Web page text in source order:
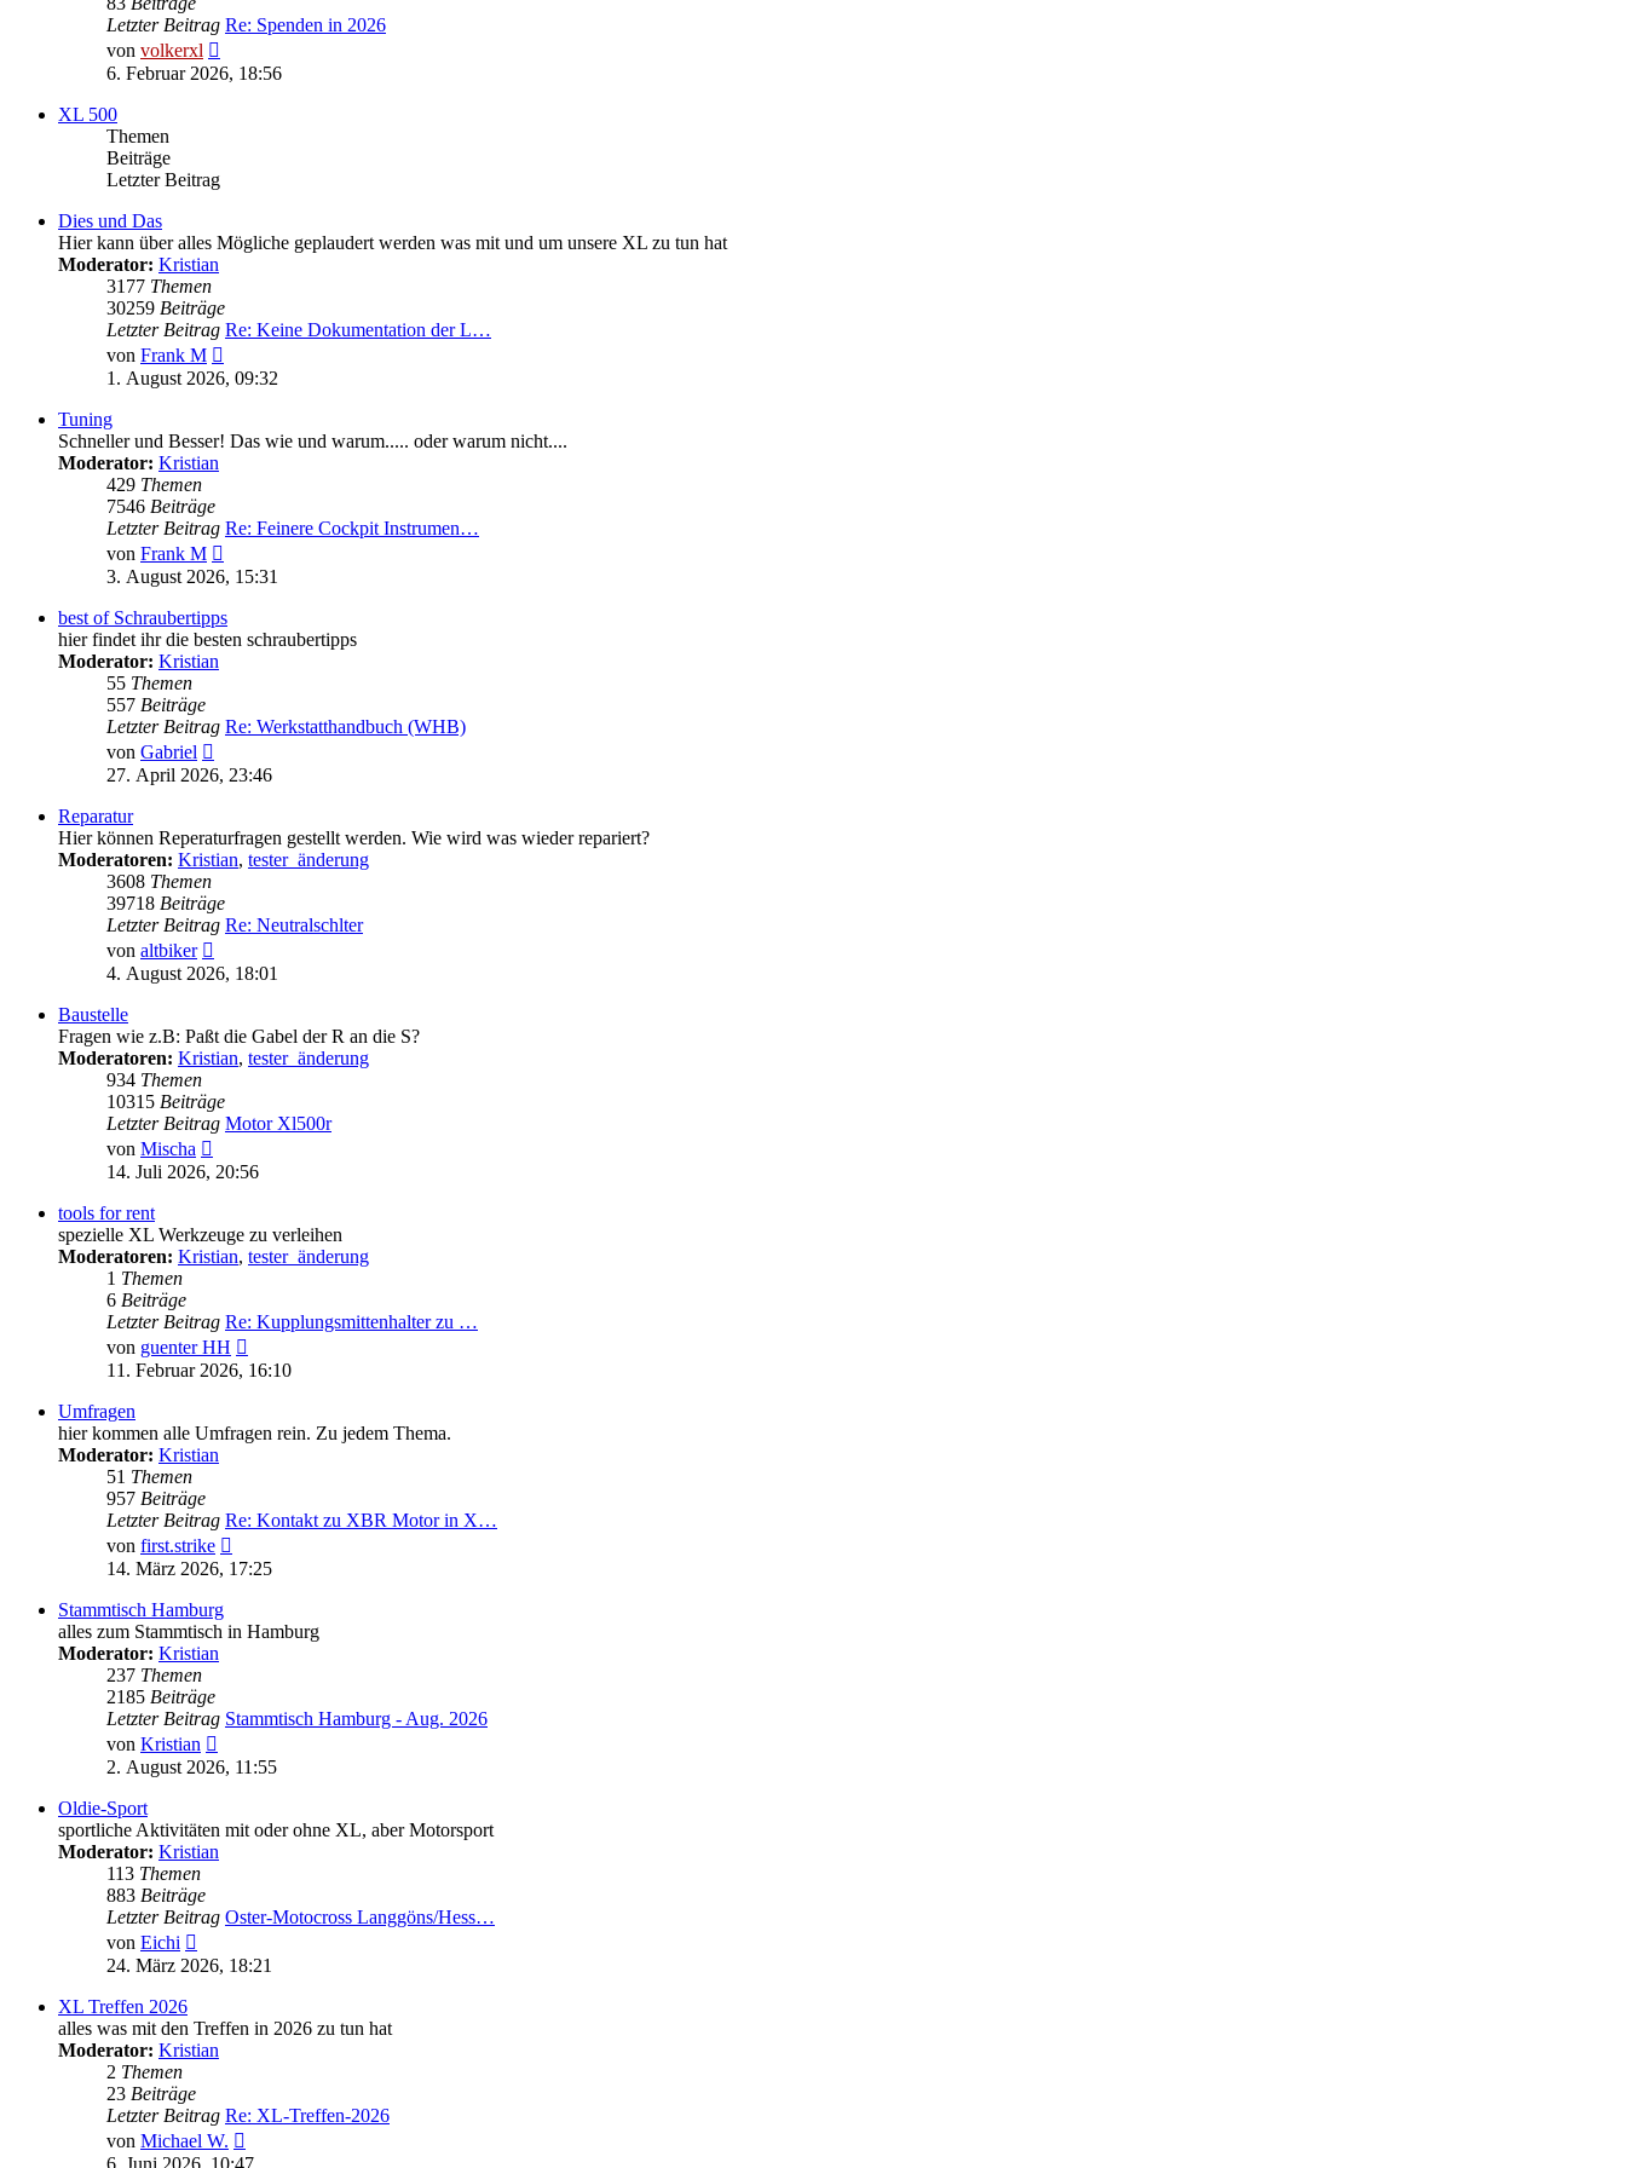
Letzter Beitrag Re: Spenden in 2026
von volkerxl
Beitrag
6. Februar 2026, 18:56
XL 500
Themen
Beiträge
Letzter Beitrag
Dies und Das
Hier kann über alles Mögliche geplaudert werden was mit und um unsere XL zu tun hat
Moderator: Kristian
3177 Themen
30259 Beiträge
Letzter Beitrag Re: Keine Dokumentation der L…
von Frank M
Beitrag
1. August 2026, 09:32
Tuning
Schneller und Besser! Das wie und warum..... oder warum nicht....
Moderator: Kristian
429 Themen
7546 Beiträge
Letzter Beitrag Re: Feinere Cockpit Instrumen…
von Frank M
Beitrag
3. August 2026, 15:31
best of Schraubertipps
hier findet ihr die besten schraubertipps
Moderator: Kristian
55 Themen
557 Beiträge
Letzter Beitrag Re: Werkstatthandbuch (WHB)
von Gabriel
Beitrag
27. April 2026, 23:46
Reparatur
Hier können Reperaturfragen gestellt werden. Wie wird was wieder repariert?
Moderatoren: Kristian, tester_änderung
3608 Themen
39718 Beiträge
Letzter Beitrag Re: Neutralschlter
von altbiker
Beitrag
4. August 2026, 18:01
Baustelle
Fragen wie z.B: Paßt die Gabel der R an die S?
Moderatoren: Kristian, tester_änderung
934 Themen
10315 Beiträge
Letzter Beitrag Motor Xl500r
von Mischa
Beitrag
14. Juli 2026, 20:56
tools for rent
spezielle XL Werkzeuge zu verleihen
Moderatoren: Kristian, tester_änderung
1 Themen
6 Beiträge
Letzter Beitrag Re: Kupplungsmittenhalter zu …
von guenter HH
Beitrag
11. Februar 2026, 16:10
Umfragen
hier kommen alle Umfragen rein. Zu jedem Thema.
Moderator: Kristian
51 Themen
957 Beiträge
Letzter Beitrag Re: Kontakt zu XBR Motor in X…
von first.strike
Beitrag
14. März 2026, 17:25
Stammtisch Hamburg
alles zum Stammtisch in Hamburg
Moderator: Kristian
237 Themen
2185 Beiträge
Letzter Beitrag Stammtisch Hamburg - Aug. 2026
von Kristian
Beitrag
2. August 2026, 11:55
Oldie-Sport
sportliche Aktivitäten mit oder ohne XL, aber Motorsport
Moderator: Kristian
113 Themen
883 Beiträge
Letzter Beitrag Oster-Motocross Langgöns/Hess…
von Eichi
Beitrag
24. März 2026, 18:21
XL Treffen 2026
alles was mit den Treffen in 2026 zu tun hat
Moderator: Kristian
2 Themen
23 Beiträge
Letzter Beitrag Re: XL-Treffen-2026
von Michael W.
Beitrag